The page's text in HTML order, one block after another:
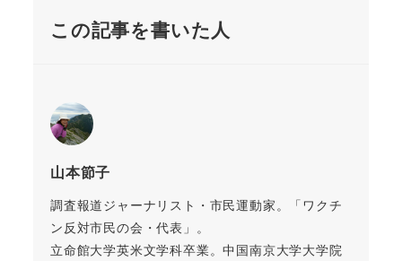
この記事を書いた人
山本節子
調査報道ジャーナリスト・市民運動家。「ワクチ
ン反対市民の会・代表」。
立命館大学英米文学科卒業。中国南京大学大学院